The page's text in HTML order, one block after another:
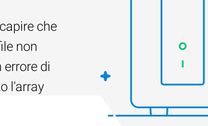
che
non
di
l'array